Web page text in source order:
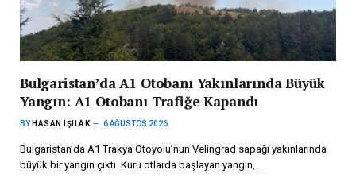
Bulgaristan’da A1 Otobanı Yakınlarında Büyük
Yangın: A1 Otobanı Trafiğe Kapandı
BY HASAN IŞILAK 6 AĞUSTOS 2026
Bulgaristan’da A1 Trakya Otoyolu’nun Velingrad sapağı yakınlarında
büyük bir yangın çıktı. Kuru otlarda başlayan yangın,…